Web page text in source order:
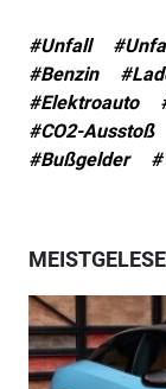
#Unfall
#Benzin
#Elektroauto
#CO2-Ausstoß
#Bußgelder